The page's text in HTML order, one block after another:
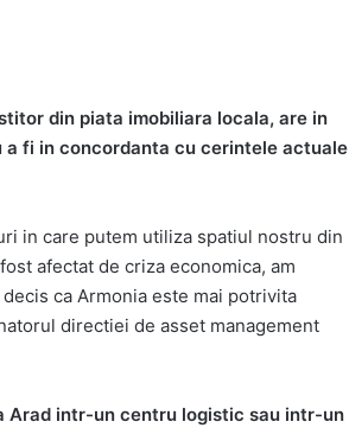
din piata imobiliara locala, are in
fi in concordanta cu cerintele actuale
in care putem utiliza spatiul nostru din
afectat de criza economica, am
ca Armonia este mai potrivita
directiei de asset management
Arad intr-un centru logistic sau intr-un